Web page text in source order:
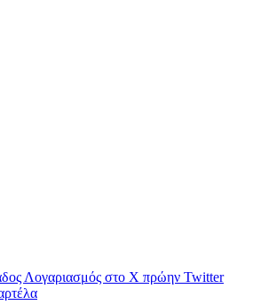
Λογαριασμός στο X πρώην Twitter